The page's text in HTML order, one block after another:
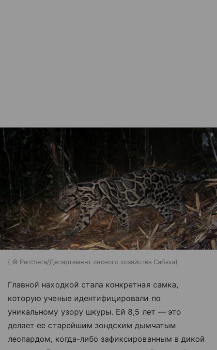
( © Panthera/Департамент лесного хозяйства Сабаха)
Главной находкой стала конкретная самка,
которую ученые идентифицировали по
уникальному узору шкуры. Ей 8,5 лет — это
делает ее старейшим зондским дымчатым
леопардом, когда-либо зафиксированным в дикой